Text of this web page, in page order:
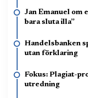
Jan Emanuel om
bara sluta illa”
Handelsbanken
utan förklaring
Fokus: Plagiat-
utredning